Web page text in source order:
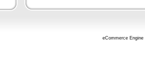
eCommerce